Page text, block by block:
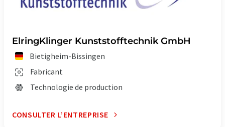
ElringKlinger Kunststofftechnik GmbH
Bietigheim-Bissingen
Fabricant
Technologie de production
CONSULTER L’ENTREPRISE